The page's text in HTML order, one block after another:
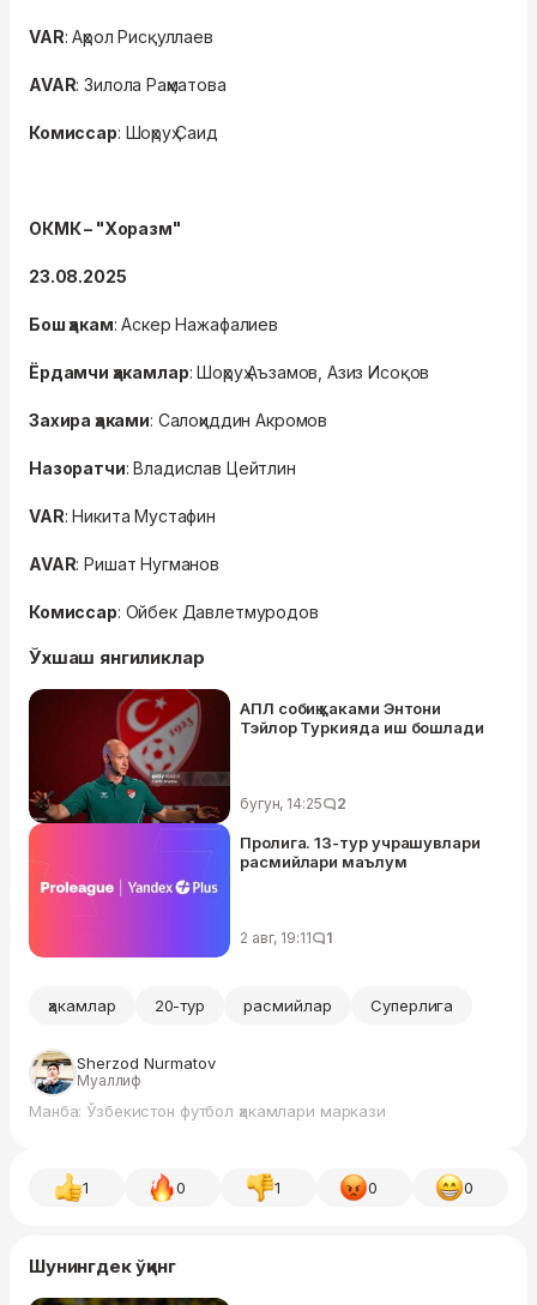
VAR: Аҳрол Рисқуллаев
AVAR: Зилола Раҳматова
Комиссар: Шоҳруҳ Саид
ОКМК – "Хоразм"
23.08.2025
Бош ҳакам: Аскер Нажафалиев
Ёрдамчи ҳакамлар: Шоҳруҳ Аъзамов, Азиз Исоқов
Захира ҳаками: Салоҳиддин Акромов
Назоратчи: Владислав Цейтлин
VAR: Никита Мустафин
AVAR: Ришат Нугманов
Комиссар: Ойбек Давлетмуродов
Ўхшаш янгиликлар
АПЛ собиқ ҳаками Энтони
Тэйлор Туркияда иш бошлади
бугун, 14:25 2
Пролига. 13-тур учрашувлари
расмийлари маълум
2 авг, 19:11 1
ҳакамлар 20-тур расмийлар Суперлига
Sherzod Nurmatov
Муаллиф
Манба: Ўзбекистон футбол ҳакамлари маркази
1 0 1 0 0
Шунингдек ўқинг